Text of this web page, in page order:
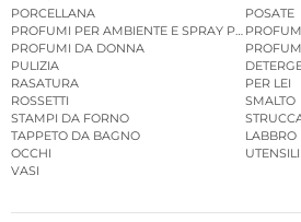
PORCELLANA
POSATE
PROFUMI PER AMBIENTE E SPRAY PER
PROFUMI DA DONNA
PULIZIA
RASATURA
PER LEI
ROSSETTI
SMALTO
STAMPI DA FORNO
TAPPETO DA BAGNO
LABBRO
OCCHI
VASI